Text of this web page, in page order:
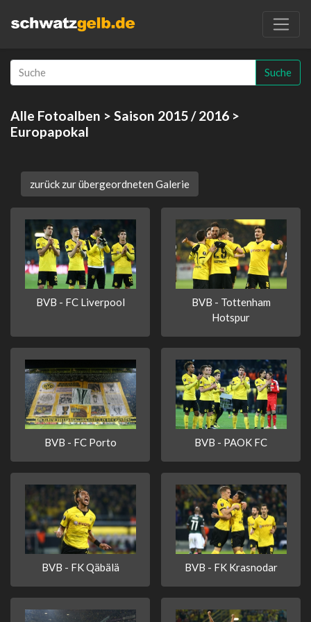
Suche
Alle Fotoalben > Saison 2015 / 2016 >
Europapokal
zurück zur übergeordneten Galerie
BVB - FC Liverpool
BVB - Tottenham
Hotspur
BVB - FC Porto BVB - PAOK FC
BVB - FK Qäbälä BVB - FK Krasnodar